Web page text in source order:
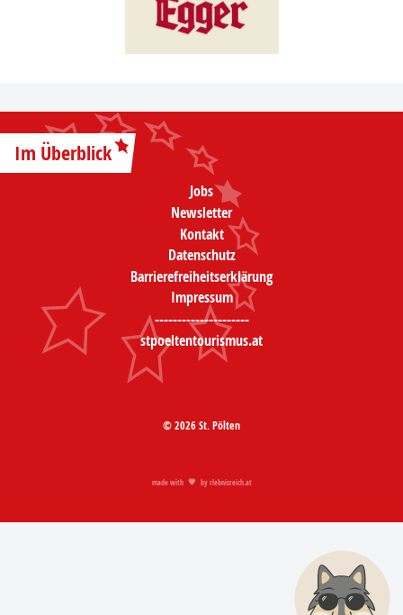
Im Überblick
Jobs
Newsletter
Kontakt
Datenschutz
Barrierefreiheitserklärung
Impressum
---------------------
stpoeltentourismus.at
© 2026 St. Pölten
made with by rlebnisreich.at